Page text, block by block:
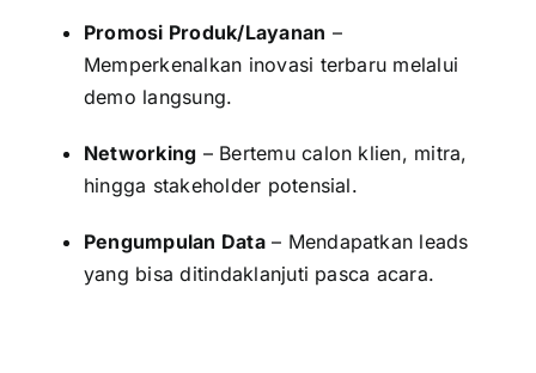
Promosi Produk/Layanan –
Memperkenalkan inovasi terbaru melalui
demo langsung.
Networking – Bertemu calon klien, mitra,
hingga stakeholder potensial.
Pengumpulan Data– Mendapatkan leads
yang bisa ditindaklanjuti pasca acara.